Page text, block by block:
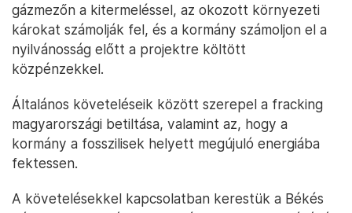
gázmezőn a kitermeléssel, az okozott környezeti
károkat számolják fel, és a kormány számoljon el a
nyilvánosság előtt a projektre költött
közpénzekkel.
Általános követeléseik között szerepel a fracking
magyarországi betiltása, valamint az, hogy a
kormány a fosszilisek helyett megújuló energiába
fektessen.
A követelésekkel kapcsolatban kerestük a Békés